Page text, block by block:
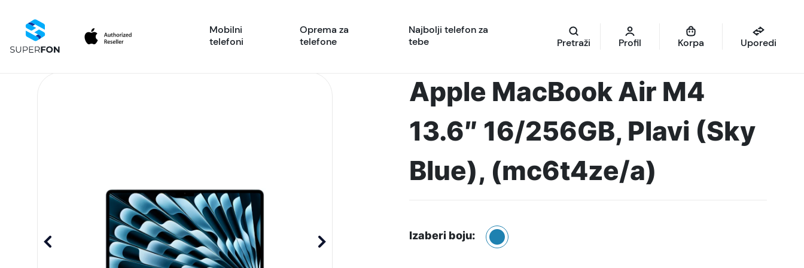
Mobilni
telefoni
Oprema za
telefone
Najbolji telefon za
tebe
Pretraži Profil Korpa Uporedi
Apple MacBook Air M4
13.6″ 16/256GB, Plavi (Sky
Blue), (mc6t4ze/a)
Izaberi boju: